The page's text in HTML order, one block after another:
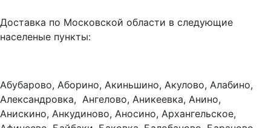
Доставка по Московской области в следующие
населеные пункты:
Абубарово, Аборино, Акиньшино, Акулово, Алабино,
Александровка, Ангелово, Аникеевка, Анино,
Анискино, Анкудиново, Аносино, Архангельское,